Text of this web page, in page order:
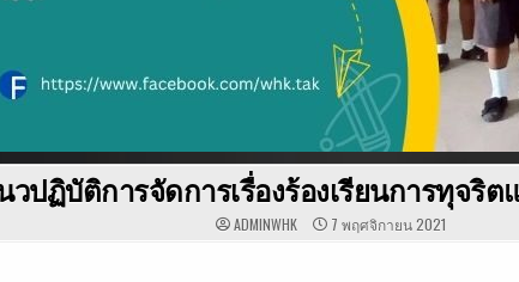
วปฏิบัติการจัดการเรื่องร้องเรียนการทุจริ
ADMINWHK 7 พฤศจิกายน 2021